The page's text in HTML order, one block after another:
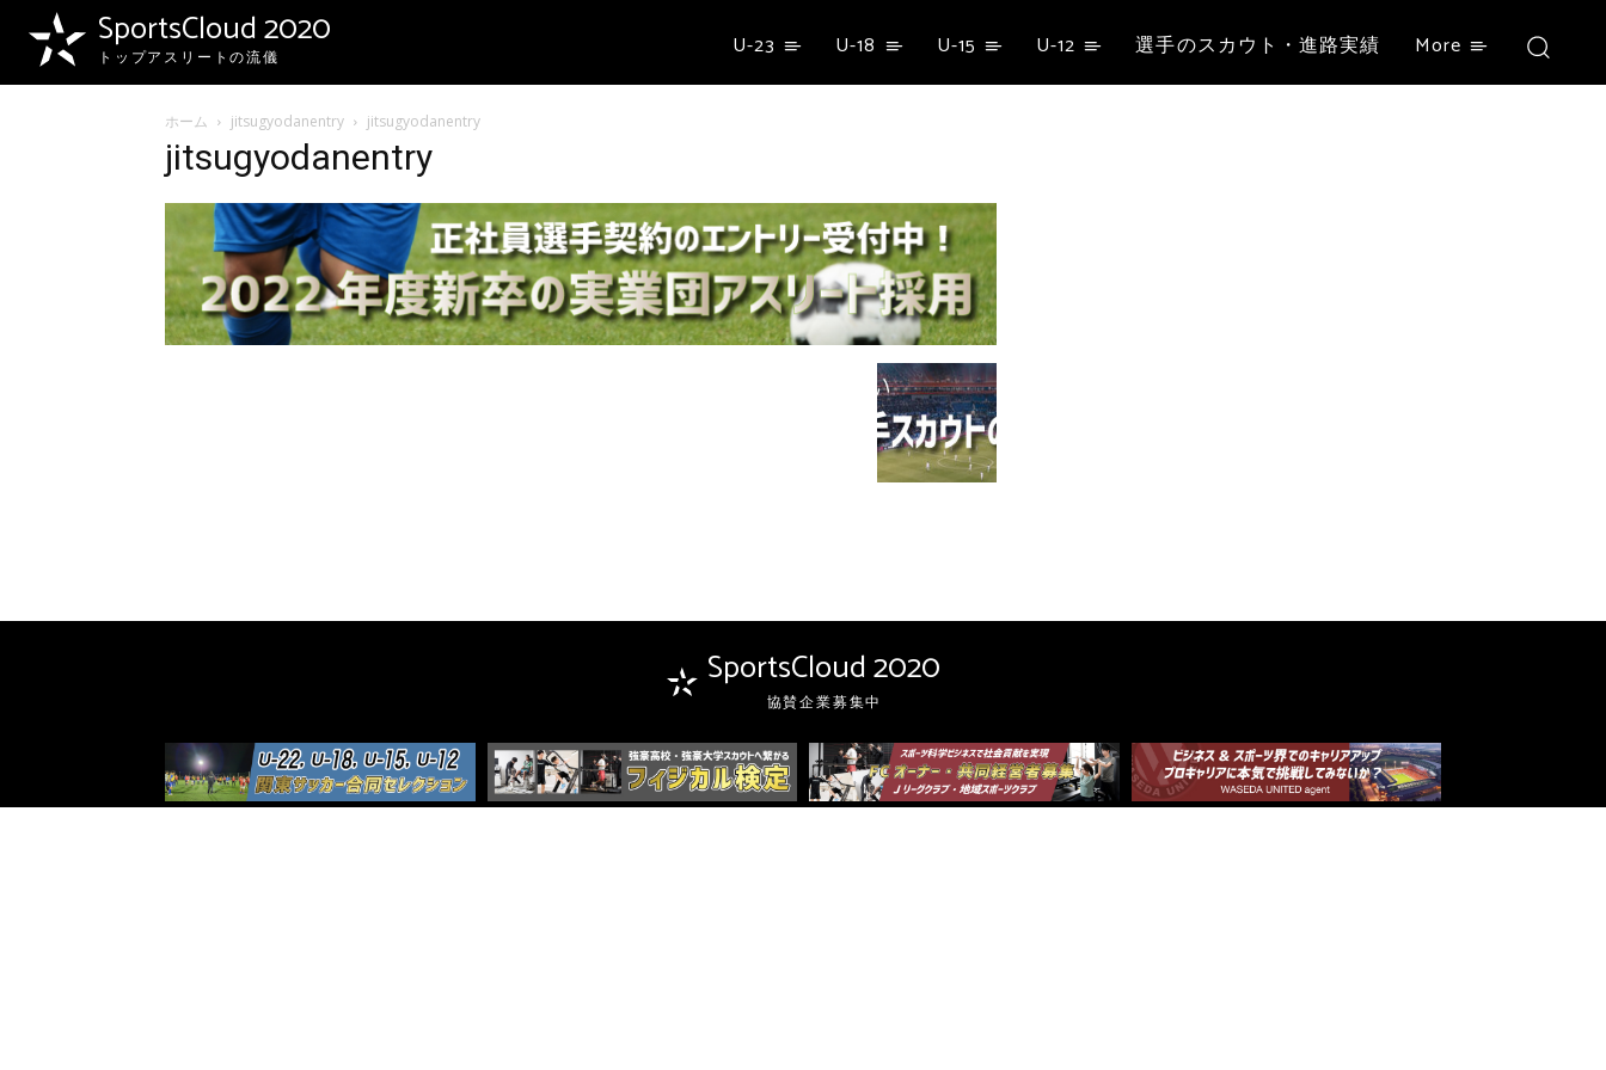
SportsCloud 2020
トップアスリートの流儀 U-23 U-18 U-15 U-12 選手のスカウト・進路実績 More
ホーム jitsugyodanentry jitsugyodanentry
jitsugyodanentry
SportsCloud 2020
協賛企業募集中